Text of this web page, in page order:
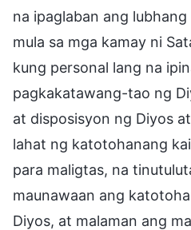
na ipaglaban ang
mula sa mga kamay ni
kung personal lang na
pagkakatawang-tao ng
at disposisyon ng Diyos
lahat ng katotohanang
para maligtas, na
maunawaan ang
Diyos, at malaman ang